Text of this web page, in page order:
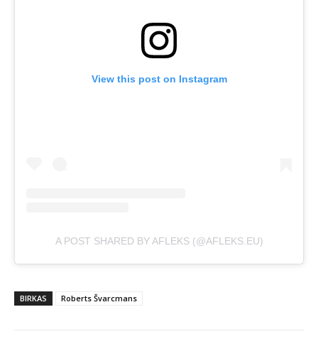
View this post on Instagram
A POST SHARED BY AFLEKS (@AFLEKS.EU)
BIRKAS Roberts Švarcmans